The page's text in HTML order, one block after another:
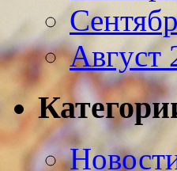
Август